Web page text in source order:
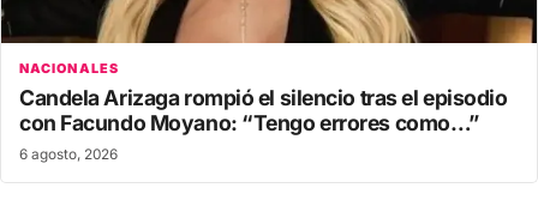
NACIONALES
Candela Arizaga rompió el silencio tras el episodio
con Facundo Moyano: “Tengo errores como…”
6 agosto, 2026